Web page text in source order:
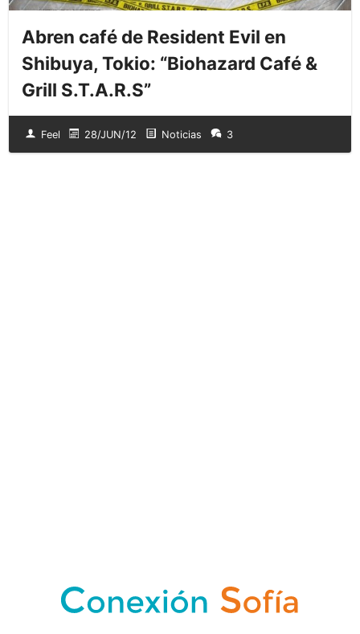
Abren café de Resident Evil en
Shibuya, Tokio: “Biohazard Café &
Grill S.T.A.R.S”
Feel 28/JUN/12 Noticias 3